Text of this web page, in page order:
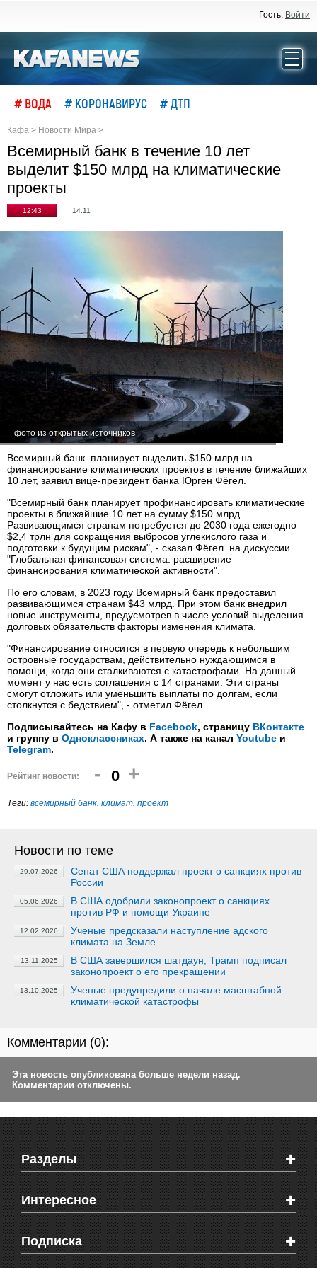
Гость, Войти
# ВОДА # КОРОНАВИРУС # ДТП
Кафа > Новости Мира >
Всемирный банк в течение 10 лет
выделит $150 млрд на климатические
проекты
12:43 14.11
фото из открытых источников
Всемирный банк планирует выделить $150 млрд на
финансирование климатических проектов в течение ближайших
10 лет, заявил вице-президент банка Юрген Фёгел.
"Всемирный банк планирует профинансировать климатические
проекты в ближайшие 10 лет на сумму $150 млрд.
Развивающимся странам потребуется до 2030 года ежегодно
$2,4 трлн для сокращения выбросов углекислого газа и
подготовки к будущим рискам", - сказал Фёгел на дискуссии
"Глобальная финансовая система: расширение
финансирования климатической активности".
По его словам, в 2023 году Всемирный банк предоставил
развивающимся странам $43 млрд. При этом банк внедрил
новые инструменты, предусмотрев в числе условий выделения
долговых обязательств факторы изменения климата.
"Финансирование относится в первую очередь к небольшим
островные государствам, действительно нуждающимся в
помощи, когда они сталкиваются с катастрофами. На данный
момент у нас есть соглашения с 14 странами. Эти страны
смогут отложить или уменьшить выплаты по долгам, если
столкнутся с бедствием", - отметил Фёгел.
Подписывайтесь на Кафу в Facebook, страницу ВКонтакте
и группу в Одноклассниках. А также на канал Youtube и
Telegram.
Рейтинг новости: - 0 +
Теги: всемирный банк, климат, проект
Новости по теме
29.07.2026
Сенат США поддержал проект о санкциях против
России
05.06.2026
В США одобрили законопроект о санкциях
против РФ и помощи Украине
12.02.2026
Ученые предсказали наступление адского
климата на Земле
13.11.2025
В США завершился шатдаун, Трамп подписал
законопроект о его прекращении
13.10.2025
Ученые предупредили о начале масштабной
климатической катастрофы
Комментарии (0):
Эта новость опубликована больше недели назад.
Комментарии отключены.
Разделы +
Новости Феодосии
Новости Крыма
Мировые новости
Объявления
Здоровье
Интересное +
Видео о Феодосии
Веб-камеры Феодосии
Подписка +